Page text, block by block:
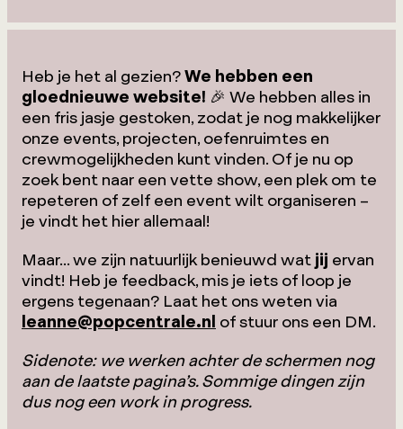
Heb je het al gezien?We hebben een
gloednieuwe website! 🎉 We hebben alles in
een fris jasje gestoken, zodat je nog makkelijker
onze events, projecten, oefenruimtes en
crewmogelijkheden kunt vinden. Of je nu op
zoek bent naar een vette show, een plek om te
repeteren of zelf een event wilt organiseren –
je vindt het hier allemaal!
Maar… we zijn natuurlijk benieuwd wat jij ervan
vindt! Heb je feedback, mis je iets of loop je
ergens tegenaan? Laat het ons weten via
leanne@popcentrale.nl of stuur ons een DM.
Sidenote: we werken achter de schermen nog
aan de laatste pagina’s. Sommige dingen zijn
dus nog een work in progress.